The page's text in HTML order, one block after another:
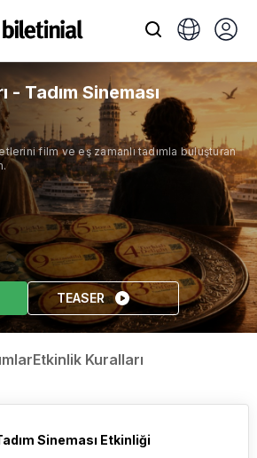
- Tadım Sineması
film ve eş zamanlı tadımla buluşturan
TEASER
Etkinlik Kuralları
Sineması Etkinliği